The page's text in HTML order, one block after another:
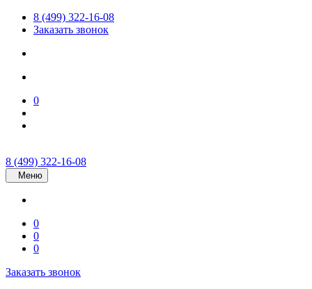
8 (499) 322-16-08
Заказать звонок
0
8 (499) 322-16-08
Меню
0
0
0
Заказать звонок